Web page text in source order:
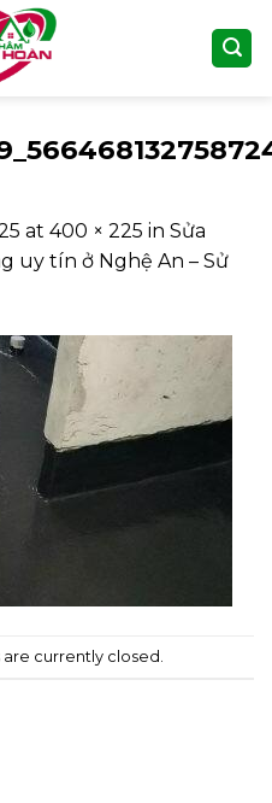
at 400 × 225 in Sửa
uy tín ở Nghệ An – Sử
currently closed.